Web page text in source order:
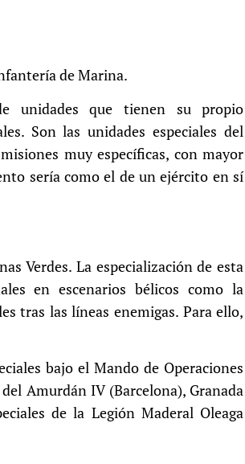
de Marina.
unidades que tienen su propio
Son las unidades especiales del
muy específicas, con mayor
sería como el de un ejército en sí
Verdes. La especialización de esta
en escenarios bélicos como la
tras las líneas enemigas. Para ello,
bajo el Mando de Operaciones
Amurdán IV (Barcelona), Granada
de la Legión Maderal Oleaga